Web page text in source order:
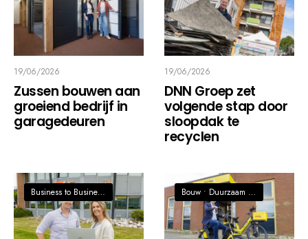
19/06/2026
Zussen bouwen aan
groeiend bedrijf in
garagedeuren
19/06/2026
DNN Groep zet
volgende stap door
sloopdak te
recyclen
Business to Business, Economie Digitalisering / AI / Innovatie
Bouw • Duurzaam / Circulaire economie